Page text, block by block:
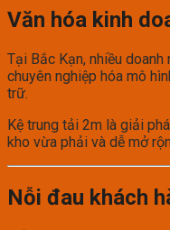
Văn hóa kinh
Tại Bắc Kạn, nhiều
chuyên nghiệp hóa mô
trữ.
Kệ trung tải 2m là giải
kho vừa phải và dễ mở
Nỗi đau khách